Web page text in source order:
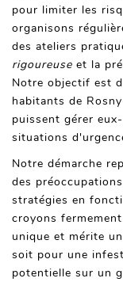
pour limiter les
organisons
des ateliers
rigoureuse et la
Notre objectif est
habitants de
puissent gérer
situations
Notre démarche
des
stratégies en
croyons
unique et mérite
soit pour une
potentielle sur un